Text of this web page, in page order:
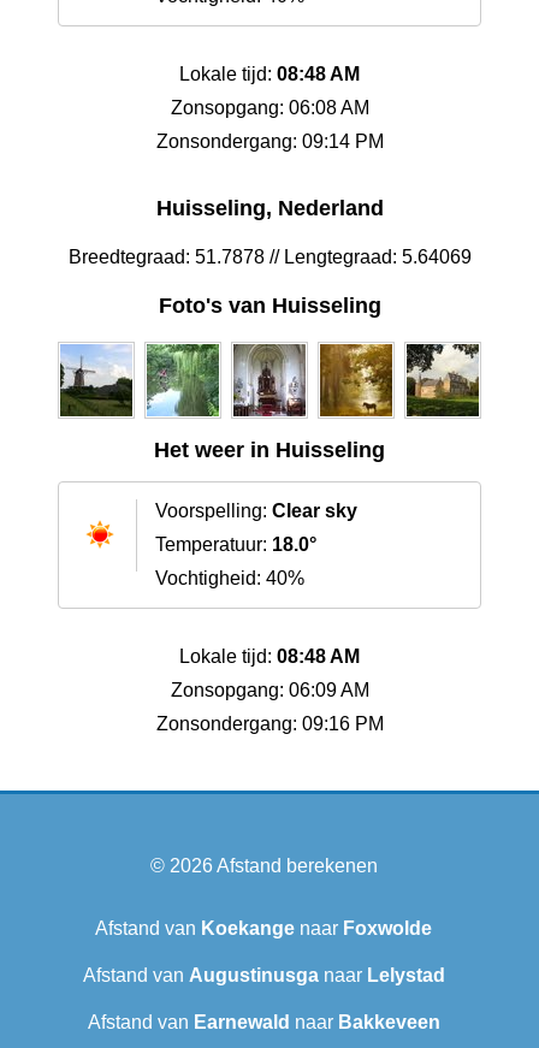
Lokale tijd: 08:48 AM
Zonsopgang: 06:08 AM
Zonsondergang: 09:14 PM
Huisseling, Nederland
Breedtegraad: 51.7878 // Lengtegraad: 5.64069
Foto's van Huisseling
Het weer in Huisseling
Voorspelling: Clear sky
Temperatuur: 18.0°
Vochtigheid: 40%
Lokale tijd: 08:48 AM
Zonsopgang: 06:09 AM
Zonsondergang: 09:16 PM
© 2026Afstand berekenen
Afstand van Koekange naar Foxwolde
Afstand van Augustinusganaar Lelystad
Afstand van Earnewald naar Bakkeveen